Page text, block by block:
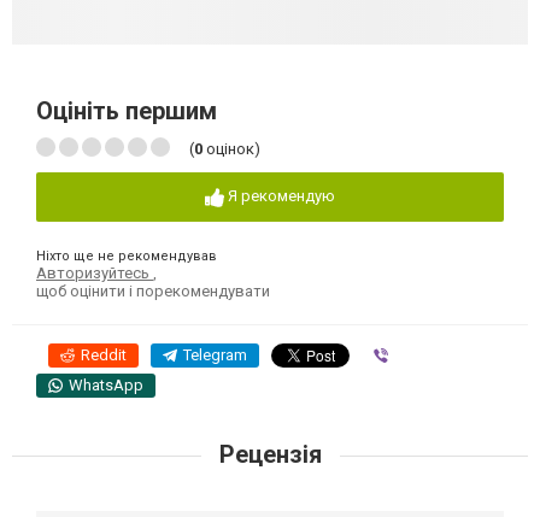
Оцініть першим
(0 оцінок)
Я рекомендую
Ніхто ще не рекомендував
Авторизуйтесь
щоб оцінити і порекомендувати
Reddit Telegram
WhatsApp
Рецензія